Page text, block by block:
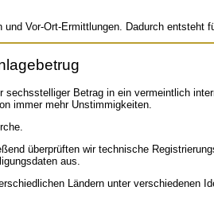
Vor-Ort-Ermittlungen. Dadurch entsteht
Betrag in ein vermeintlich
immer mehr Unstimmigkeiten.
überprüften wir technische
aus.
Ländern unter